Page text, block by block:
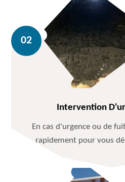
Intervention
En cas d'urgence ou de
rapidement pour vous